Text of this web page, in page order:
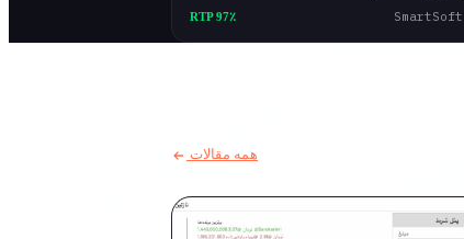
SmartSoft RTP 97٪
همه مقالات